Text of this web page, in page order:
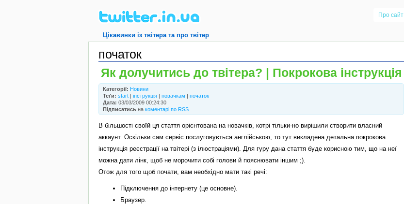
Цікавинки із твітера та про твітер
Про сайт
початок
Як долучитись до твітера? | Покрокова інструкція
Категорії: Новини
Теґи: start | інструкція | новачкам | початок
Дата: 03/03/2009 00:24:30
Підписатись на коментарі по RSS
В більшості своїй ця стаття орієнтована на новачків, котрі тільки-но вирішили створити власний
аккаунт. Оскільки сам сервіс послуговується англійською, то тут викладена детальна покрокова
інструкція реєстрації на твітері (з ілюстраціями). Для гуру дана стаття буде корисною тим, що на неї
можна дати лінк, щоб не морочити собі голови й пояснювати іншим ;).
Отож для того щоб почати, вам необхідно мати такі речі:
Підключення до інтернету (це основне).
Браузер.